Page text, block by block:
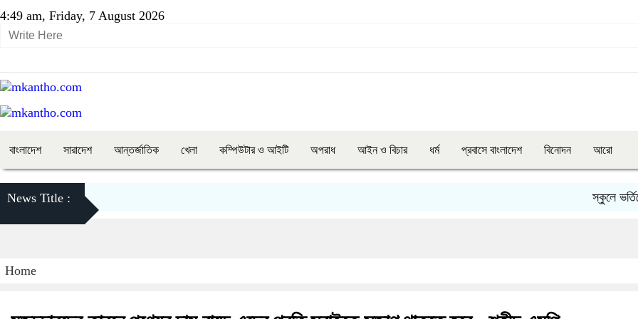
4:49 am, Friday, 7 August 2026
বাংলাদেশ সারাদেশ আন্তর্জাতিক খেলা কম্পিউটার ও আইটি অপরাধ আইন ও বিচার ধর্ম প্রবাসে বাংলাদেশ বিনোদন আরো
News Title : স্কুলে ভর্তিতে
Home